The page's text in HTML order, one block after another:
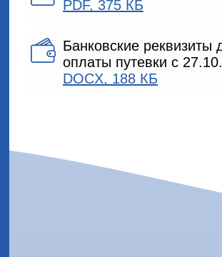
PDF, 375 КБ
Банковские реквизиты
оплаты путевки с
DOCX, 188 КБ